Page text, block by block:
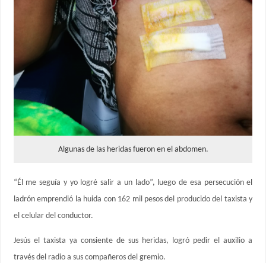
Algunas de las heridas fueron en el abdomen.
“Él me seguía y yo logré salir a un lado”, luego de esa persecución el
ladrón emprendió la huida con 162 mil pesos del producido del taxista y
el celular del conductor.
Jesús el taxista ya consiente de sus heridas, logró pedir el auxilio a
través del radio a sus compañeros del gremio.